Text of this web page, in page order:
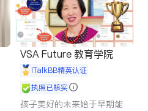
VSA Future 教育学院
iTalkBB精英认证
执照已核实
孩子美好的未来始于早期能